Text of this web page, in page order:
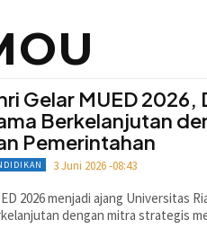
Gelar MUED 2026,
Berkelanjutan
Pemerintahan
3 Juni 2026 -08:43
2026 menjadi ajang Universitas
dengan mitra strategis